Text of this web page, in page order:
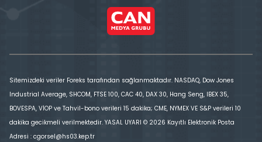
Sitemizdeki veriler Foreks tarafından sağlanmaktadır. NASDAQ, Dow Jones
Industrial Average, SHCOM, FTSE 100, CAC 40, DAX 30, Hang Seng, IBEX 35,
BOVESPA, VİOP ve Tahvil-bono verileri 15 dakika; CME, NYMEX VE S&P verileri 10
dakika gecikmeli verilmektedir. YASAL UYARI © 2026 Kayıtlı Elektronik Posta
Adresi : cgorsel@hs03.kep.tr